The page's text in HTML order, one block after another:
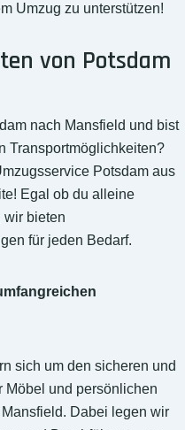
Umzug zu unterstützen!
von Potsdam
nach Mansfield und bist
Transportmöglichkeiten?
Potsdam aus
Egal ob du alleine
wir bieten
für jeden Bedarf.
sich um den sicheren und
Möbel und persönlichen
Dabei legen wir